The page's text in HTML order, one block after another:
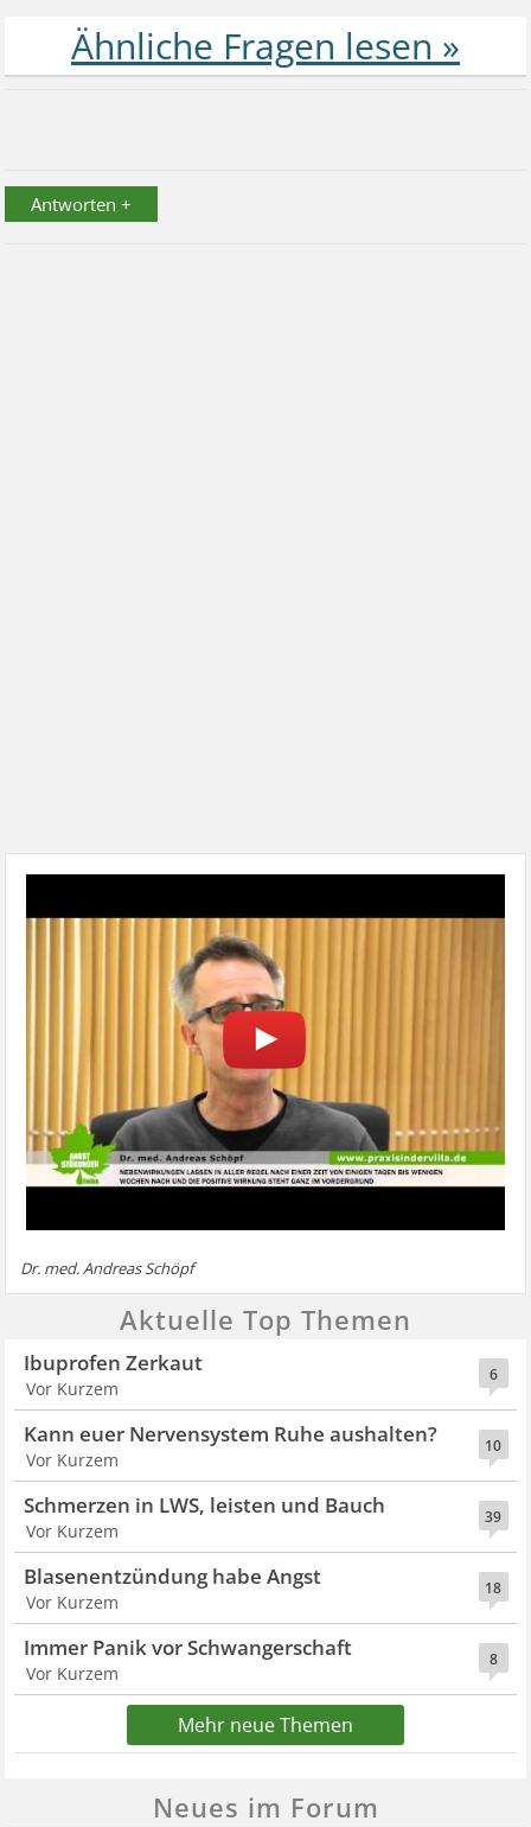
Antworten +
Dr. med. Andreas Schöpf
Aktuelle Top Themen
6
Ibuprofen Zerkaut
Vor Kurzem
10
Kann euer Nervensystem Ruhe aushalten?
Vor Kurzem
39
Schmerzen in LWS, leisten und Bauch
Vor Kurzem
18
Blasenentzündung habe Angst
Vor Kurzem
8
Immer Panik vor Schwangerschaft
Vor Kurzem
Mehr neue Themen
Neues im Forum